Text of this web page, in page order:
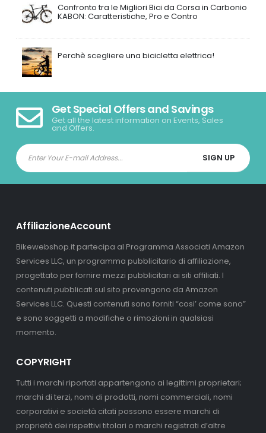
Confronto tra le Migliori Bici da Corsa in Carbonio
KABON: Caratteristiche, Pro e Contro
Perchè scegliere una bicicletta elettrica!
Get Special Offers and Savings
Get all the latest information on Events, Sales
and Offers.
AffiliazioneAccount
Bikewebshop.it partecipa al Programma Associati Amazon
Services LLC, un programma pubblicitario di affiliazione,
progettato per fornire mezzi pubblicitari ai siti affiliati. I
contenuti pubblicati sul sito provengono da Amazon
Services LLC. Questi contenuti sono forniti “cosi’ come sono”
e sono soggetti a modifiche o rimozioni in qualsiasi
momento.
COPYRIGHT
Tutti i marchi riportati appartengono ai legittimi proprietari;
marchi di terzi, nomi di prodotti, nomi commerciali, nomi
corporativi e società citati possono essere marchi di
proprietà dei rispettivi titolari o marchi registrati d’altre